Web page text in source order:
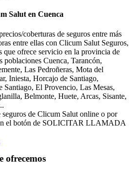
Salut en Cuenca
coberturas de seguros entre más
entre ellas con Clicum Salut Seguros,
que ofrece servicio en la provincia de
poblaciones Cuenca, Tarancón,
Las Pedroñeras, Mota del
Iniesta, Horcajo de Santiago,
Santiago, El Provencio, Las Mesas,
Belmonte, Huete, Arcas, Sisante,
seguros de Clicum Salut online o por
el botón de SOLICITAR LLAMADA
ofrecemos